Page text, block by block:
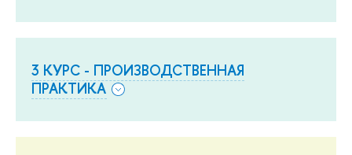
3 КУРС - ПРОИЗВОДСТВЕННАЯ
ПРАКТИКА